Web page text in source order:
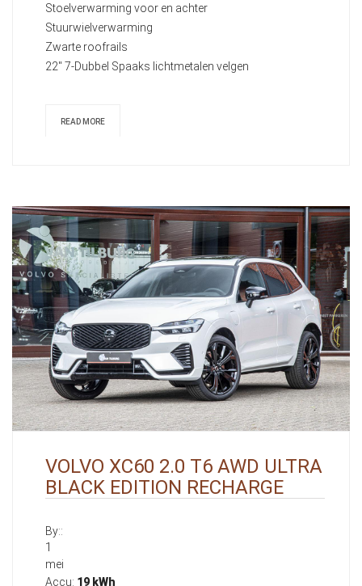
Stoelverwarming voor en achter
Stuurwielverwarming
Zwarte roofrails
22" 7-Dubbel Spaaks lichtmetalen velgen
READ MORE
VOLVO XC60 2.0 T6 AWD ULTRA
BLACK EDITION RECHARGE
By::
1
mei
Accu: 19 kWh